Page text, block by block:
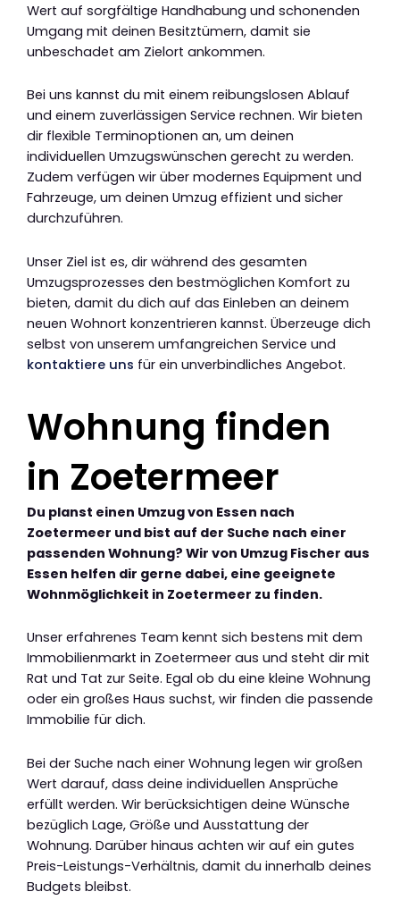
Wert auf sorgfältige Handhabung und schonenden
Umgang mit deinen Besitztümern, damit sie
unbeschadet am Zielort ankommen.
Bei uns kannst du mit einem reibungslosen Ablauf
und einem zuverlässigen Service rechnen. Wir bieten
dir flexible Terminoptionen an, um deinen
individuellen Umzugswünschen gerecht zu werden.
Zudem verfügen wir über modernes Equipment und
Fahrzeuge, um deinen Umzug effizient und sicher
durchzuführen.
Unser Ziel ist es, dir während des gesamten
Umzugsprozesses den bestmöglichen Komfort zu
bieten, damit du dich auf das Einleben an deinem
neuen Wohnort konzentrieren kannst. Überzeuge dich
selbst von unserem umfangreichen Service und
kontaktiere uns für ein unverbindliches Angebot.
Wohnung finden
in Zoetermeer
Du planst einen Umzug von Essen nach
Zoetermeer und bist auf der Suche nach einer
passenden Wohnung? Wir von Umzug Fischer aus
Essen helfen dir gerne dabei, eine geeignete
Wohnmöglichkeit in Zoetermeer zu finden.
Unser erfahrenes Team kennt sich bestens mit dem
Immobilienmarkt in Zoetermeer aus und steht dir mit
Rat und Tat zur Seite. Egal ob du eine kleine Wohnung
oder ein großes Haus suchst, wir finden die passende
Immobilie für dich.
Bei der Suche nach einer Wohnung legen wir großen
Wert darauf, dass deine individuellen Ansprüche
erfüllt werden. Wir berücksichtigen deine Wünsche
bezüglich Lage, Größe und Ausstattung der
Wohnung. Darüber hinaus achten wir auf ein gutes
Preis-Leistungs-Verhältnis, damit du innerhalb deines
Budgets bleibst.